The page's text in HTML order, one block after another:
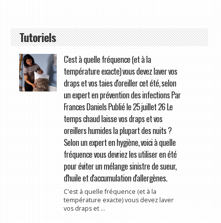
Tutoriels
C'est à quelle fréquence (et à la
température exacte) vous devez laver vos
draps et vos taies d'oreiller cet été, selon
un expert en prévention des infections Par
Frances Daniels Publié le 25 juillet 26 Le
temps chaud laisse vos draps et vos
oreillers humides la plupart des nuits ?
Selon un expert en hygiène, voici à quelle
fréquence vous devriez les utiliser en été
pour éviter un mélange sinistre de sueur,
d'huile et d'accumulation d'allergènes.
C'est à quelle fréquence (et à la
température exacte) vous devez laver
vos draps et ...